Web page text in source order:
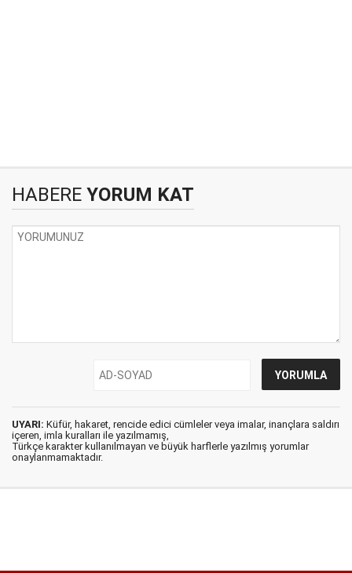
HABERE YORUM KAT
UYARI: Küfür, hakaret, rencide edici cümleler veya imalar, inançlara saldırı
içeren, imla kuralları ile yazılmamış,
Türkçe karakter kullanılmayan ve büyük harflerle yazılmış yorumlar
onaylanmamaktadır.